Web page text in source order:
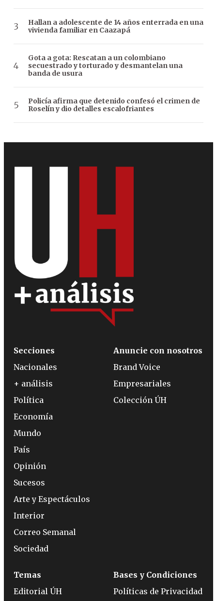
Hallan a adolescente de 14 años enterrada en una
vivienda familiar en Caazapá
Gota a gota: Rescatan a un colombiano
secuestrado y torturado y desmantelan una
banda de usura
Policía afirma que detenido confesó el crimen de
Roselín y dio detalles escalofriantes
Secciones
Nacionales
+ análisis
Política
Economía
Mundo
País
Opinión
Sucesos
Arte y Espectáculos
Interior
Correo Semanal
Sociedad
Anuncie con nosotros
Brand Voice
Empresariales
Colección ÚH
Temas
Editorial ÚH
Bases y Condiciones
Políticas de Privacidad